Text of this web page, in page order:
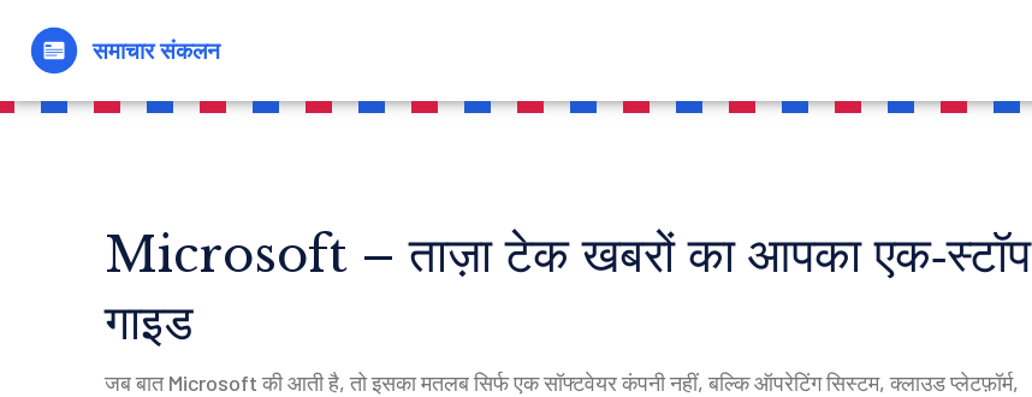
Microsoft – ताज़ा टेक खबरों का आपका एक‑स्टॉप
गाइड
जब बातMicrosoftकी आती है, तो इसका मतलब सिर्फ एक सॉफ्टवेयर कंपनी नहीं, बल्कि ऑपरेटिंग सिस्टम, क्लाउड प्लेटफ़ॉर्म,